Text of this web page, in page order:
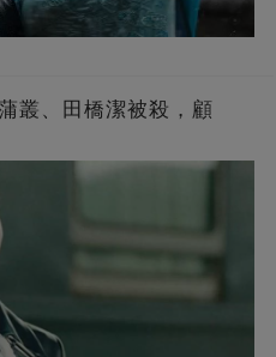
叢、田橋潔被殺，顧